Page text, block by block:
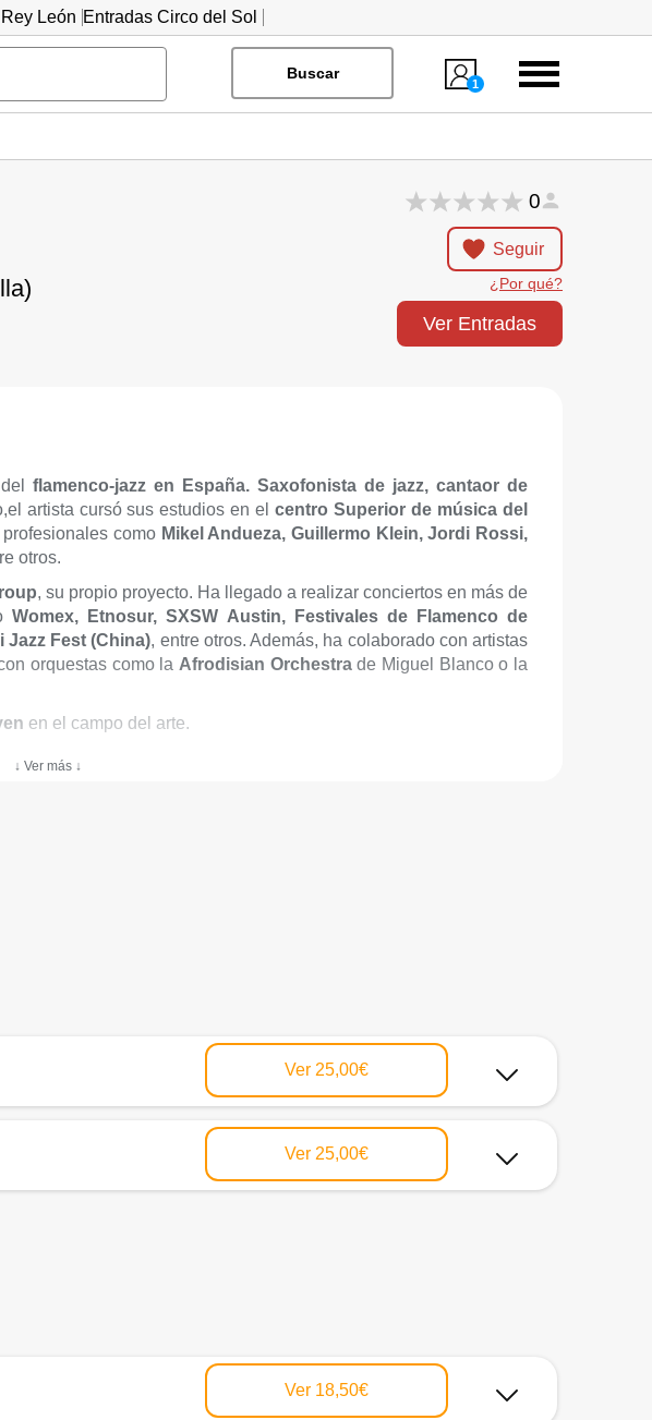
León Entradas Circo del Sol
Buscar
1
Menú
0
Seguir
¿Por qué?
Ver Entradas
flamenco-jazz en España. Saxofonista de jazz, cantaor de
artista cursó sus estudios en elcentro Superior de música del
como Mikel Andueza, Guillermo Klein, Jordi Rossi,
otros.
, su propio proyecto. Ha llegado a realizar conciertos en más de
Womex, Etnosur, SXSW Austin, Festivales de Flamenco de
Jazz Fest (China), entre otros. Además, ha colaborado con artistas
orquestas como la Afrodisian Orchestrade Miguel Blanco o la
en el campo del arte.
↓ Ver más ↓
Ver 25,00€
Ver 25,00€
Ver 18,50€